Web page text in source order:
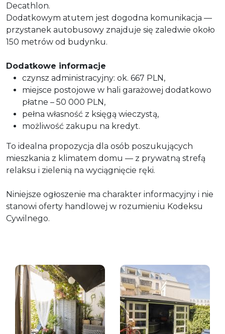
Decathlon.
Dodatkowym atutem jest dogodna komunikacja —
przystanek autobusowy znajduje się zaledwie około
150 metrów od budynku.
Dodatkowe informacje
czynsz administracyjny: ok. 667 PLN,
miejsce postojowe w hali garażowej dodatkowo
płatne – 50 000 PLN,
pełna własność z księgą wieczystą,
możliwość zakupu na kredyt.
To idealna propozycja dla osób poszukujących
mieszkania z klimatem domu — z prywatną strefą
relaksu i zielenią na wyciągnięcie ręki.
Niniejsze ogłoszenie ma charakter informacyjny i nie
stanowi oferty handlowej w rozumieniu Kodeksu
Cywilnego.